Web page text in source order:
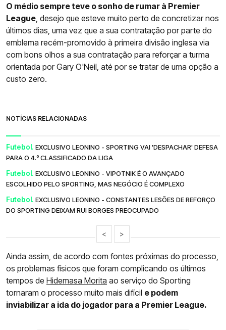
O médio sempre teve o sonho de rumar à Premier
League , desejo que esteve muito perto de concretizar nos
últimos dias, uma vez que a sua contratação por parte do
emblema recém-promovido à primeira divisão inglesa via
com bons olhos a sua contratação para reforçar a turma
orientada por Gary O'Neil, até por se tratar de uma opção a
custo zero.
NOTÍCIAS RELACIONADAS
Futebol. EXCLUSIVO LEONINO - SPORTING VAI 'DESPACHAR' DEFESA
PARA O 4.º CLASSIFICADO DA LIGA
Futebol. EXCLUSIVO LEONINO - VIPOTNIK É O AVANÇADO
ESCOLHIDO PELO SPORTING, MAS NEGÓCIO É COMPLEXO
Futebol. EXCLUSIVO LEONINO - CONSTANTES LESÕES DE REFORÇO
DO SPORTING DEIXAM RUI BORGES PREOCUPADO
< >
Ainda assim, de acordo com fontes próximas do processo,
os problemas físicos que foram complicando os últimos
tempos de Hidemasa Morita ao serviço do Sporting
tornaram o processo muito mais difícil e podem
inviabilizar a ida do jogador para a Premier League.